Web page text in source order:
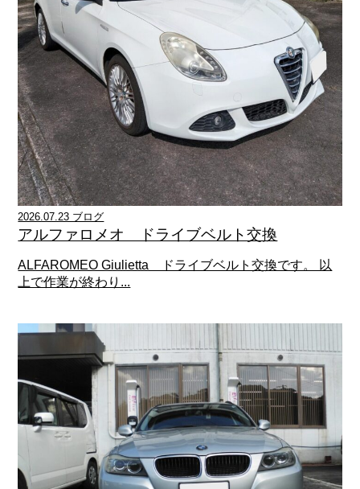
2026.07.23 ブログ
アルファロメオ ドライブベルト交換
ALFAROMEO Giulietta ドライブベルト交換です。 以
上で作業が終わり...